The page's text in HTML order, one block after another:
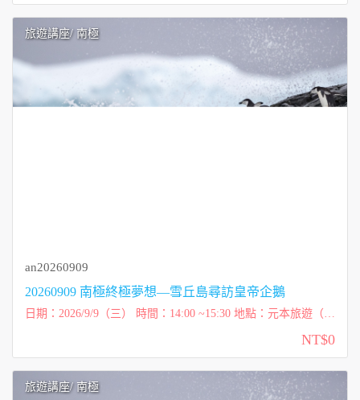
旅遊講座/ 南極
an20260909
20260909 南極終極夢想—雪丘島尋訪皇帝企鵝
日期：2026/9/9（三） 時間：14:00 ~15:30 地點：元本旅遊（台
NT$0
旅遊講座/ 南極